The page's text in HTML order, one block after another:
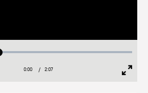
Loaded:
Current
0:00 / Duration
2:07